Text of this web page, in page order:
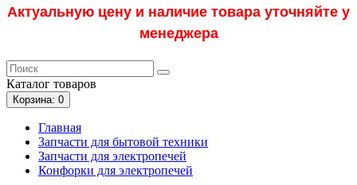
Актуальную цену и наличие товара уточняйте у
менеджера
Каталог товаров
Корзина: 0
Главная
Запчасти для бытовой техники
Запчасти для электропечей
Конфорки для электропечей